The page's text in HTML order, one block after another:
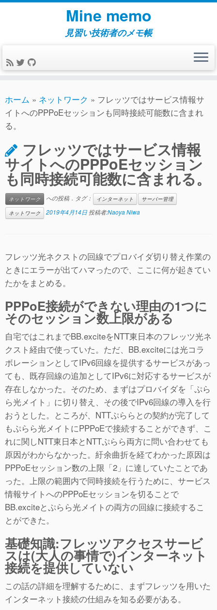
コ
ン
ツ
へ
キ
ッ
プ
Mine memo
見習い技術者のメモ帳
ホーム » ネットワーク » フレッツではサービス情報サ
イトへのPPPoEセッションも同時接続可能数に含まれ
る。
フレッツではサービス情報
サイトへのPPPoEセッション
も同時接続可能数に含まれる。
ネットワーク への投稿．タグ： インターネット
サーバー管理
ネットワーク
2019年4月14日 投稿者:Naoya Niwa
フレッツ光ネクストの回線でプロバイダ切り替え作業の
ときにエラーが出てハマったので、ここに何が起きてい
たかをまとめる。
PPPoE接続ができない理由の1つに
そのセッション数上限がある
自宅ではこれまでBB.exciteをNTT東日本のフレッツ光ネ
クスト経由で使っていた。ただ、BB.exciteには光コラ
ボレーションとしてIPv6回線を提供するサービスがあっ
ても、既存回線の追加としてIPv6に対応するサービスが
存在しなかった。そのため、まずはプロバイダを「ぷら
ら光メイト」に切り替え、その後でIPv6回線の導入を行
おうとした。ところが、NTTぷららとの契約が完了して
もぷらら光メイトにPPPoEで接続することができず、こ
れに関しNTT東日本とNTTぷらら両方に問い合わせても
原因がわからなかった。紆余曲折を経てわかった原因は
PPPoEセッション数の上限「2」に達していたことであ
った。上限の範囲内で同時接続を行うために、サービス
情報サイトへのPPPoEセッションを切ることで
BB.exciteとぷらら光メイトの両方の回線に接続するこ
とができた。
基礎知識:フレッツアクセスサービ
スは(大人の事情で)インターネット
接続を提供していない
この話の詳細を理解するために、まずフレッツを用いた
インターネット接続の仕組みを知る必要がある。